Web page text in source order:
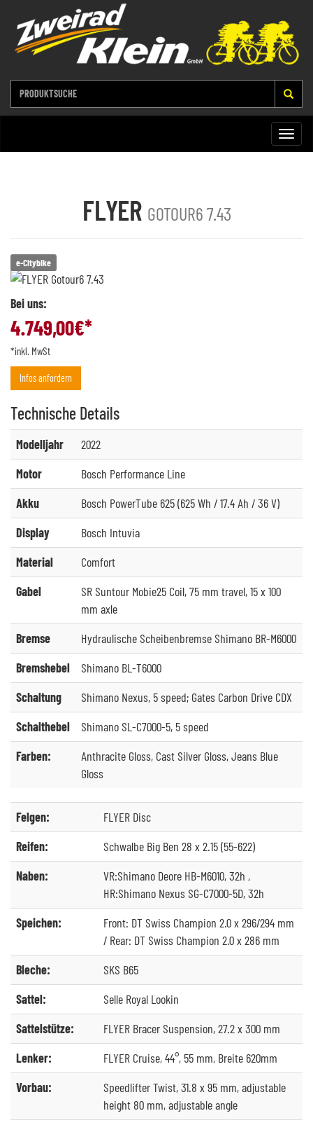
Toggle
FLYER GOTOUR6 7.43
e-Citybike
Bei uns:
4.749,00€*
*inkl. MwSt
Infos anfordern
Technische Details
Modelljahr
2022
Motor
Bosch Performance Line
Akku
Bosch PowerTube 625 (625 Wh / 17.4 Ah / 36 V)
Display
Bosch Intuvia
Material
Comfort
Gabel
SR Suntour Mobie25 Coil, 75 mm travel, 15 x 100
mm axle
Bremse
Hydraulische Scheibenbremse Shimano BR-M6000
Bremshebel
Shimano BL-T6000
Schaltung
Shimano Nexus, 5 speed; Gates Carbon Drive CDX
Schalthebel
Shimano SL-C7000-5, 5 speed
Farben:
Anthracite Gloss, Cast Silver Gloss, Jeans Blue
Gloss
Felgen:
FLYER Disc
Reifen:
Schwalbe Big Ben 28 x 2.15 (55-622)
Naben:
VR:Shimano Deore HB-M6010, 32h ,
HR:Shimano Nexus SG-C7000-5D, 32h
Speichen:
Front: DT Swiss Champion 2.0 x 296/294 mm
/ Rear: DT Swiss Champion 2.0 x 286 mm
Bleche:
SKS B65
Sattel:
Selle Royal Lookin
Sattelstütze:
FLYER Bracer Suspension, 27.2 x 300 mm
Lenker:
FLYER Cruise, 44°, 55 mm, Breite 620mm
Vorbau:
Speedlifter Twist, 31.8 x 95 mm, adjustable
height 80 mm, adjustable angle